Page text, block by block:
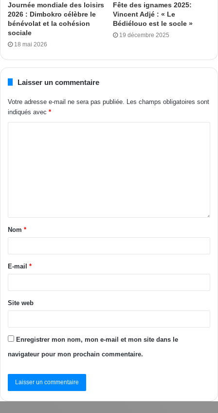
Journée mondiale des loisirs
2026 : Dimbokro célèbre le
bénévolat et la cohésion
sociale
18 mai 2026
Fête des ignames 2025:
Vincent Adjé : « Le
Bédiélouo est le socle »
19 décembre 2025
Laisser un commentaire
Votre adresse e-mail ne sera pas publiée.
Les champs obligatoires sont
indiqués avec *
Nom *
E-mail *
Site web
Enregistrer mon nom, mon e-mail et mon site dans le
navigateur pour mon prochain commentaire.